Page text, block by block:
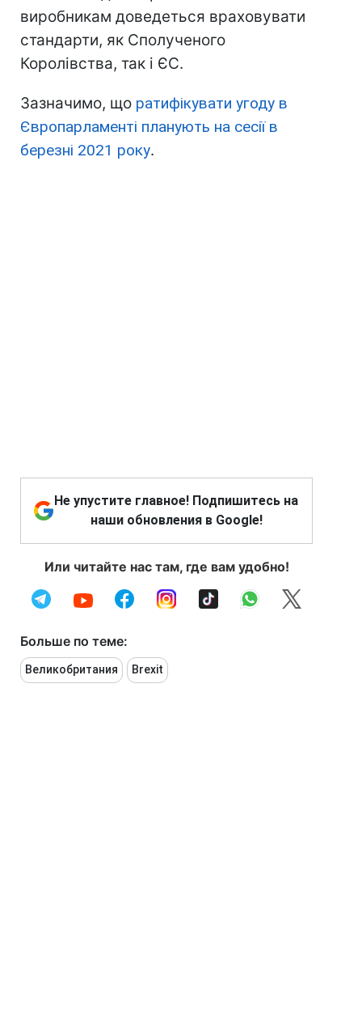
виробникам доведеться враховувати
стандарти, як Сполученого
Королівства, так і ЄС.
Зазначимо, що ратифікувати угоду в
Європарламенті планують на сесії в
березні 2021 року.
Не упустите главное! Подпишитесь на
наши обновления в Google!
Или читайте нас там, где вам удобно!
Больше по теме:
Великобритания Brexit